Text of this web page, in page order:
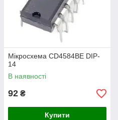
Мікросхема CD4584BE DIP-
14
В наявності
92 ₴
Купити